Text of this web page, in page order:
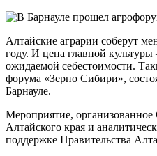
Алтайские аграрии соберут
году. И цена главной
ожидаемой себестоимости.
форума «Зерно Сибири»,
Барнауле.
Мероприятие,
Алтайского края и
поддержке Правительства